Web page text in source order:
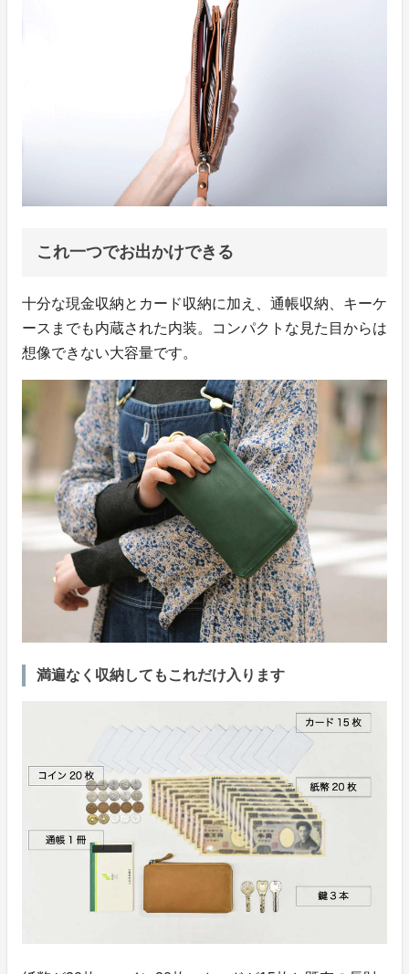
これ一つでお出かけできる
十分な現金収納とカード収納に加え、通帳収納、キーケ
ースまでも内蔵された内装。コンパクトな見た目からは
想像できない大容量です。
満遍なく収納してもこれだけ入ります